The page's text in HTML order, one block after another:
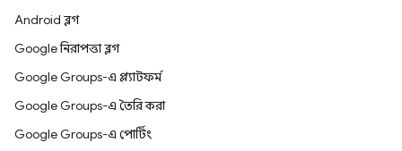
Android ব্লগ
Google নিরাপত্তা ব্লগ
Google Groups-এ প্ল্যাটফর্ম
Google Groups-এ তৈরি করা
Google Groups-এ পোর্টিং